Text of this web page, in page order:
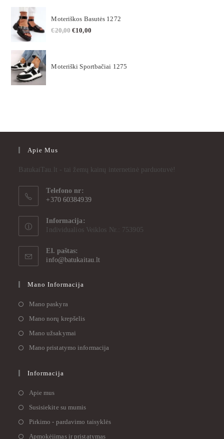
Moteriškos Basutės 1272
€20,00 €10,00
Moteriški Sportbačiai 1275
Apie Mus
BatukaiTau.lt - tai žemų kainų internetinė parduotuvė!
Telefono nr:
+370 60384939
Informacija:
Individualios Veiklos Nr.: 753905
El. paštas:
info@batukaitau.lt
Mano Informacija
Mano paskyra
Mano norų krepšelis
Mano užsakymai
Mano pristatymo informacija
Informacija
Apie mus
Susisiekite su mumis
Pirkimo - pardavimo taisyklės
Apmokėjimas ir pristatymas